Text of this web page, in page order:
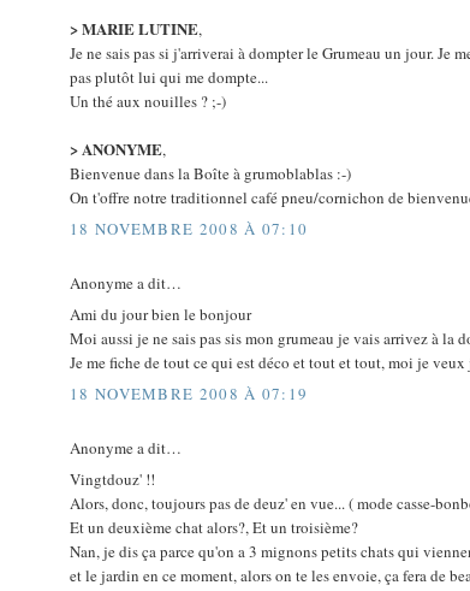
> MARIE LUTINE,
Je ne sais pas si j'arriverai à dompter le Grumeau un jour. Je
pas plutôt lui qui me dompte...
Un thé aux nouilles ? ;-)
> ANONYME,
Bienvenue dans la Boîte à grumoblablas :-)
On t'offre notre traditionnel café pneu/cornichon de
18 NOVEMBRE 2008 À 07:10
Anonyme a dit…
Ami du jour bien le bonjour
Moi aussi je ne sais pas sis mon grumeau je vais arrivez à la
Je me fiche de tout ce qui est déco et tout et tout, moi je
18 NOVEMBRE 2008 À 07:19
Anonyme a dit…
Vingtdouz' !!
Alors, donc, toujours pas de deuz' en vue... ( mode casse-
Et un deuxième chat alors?, Et un troisième?
Nan, je dis ça parce qu'on a 3 mignons petits chats qui
et le jardin en ce moment, alors on te les envoie, ça fera de